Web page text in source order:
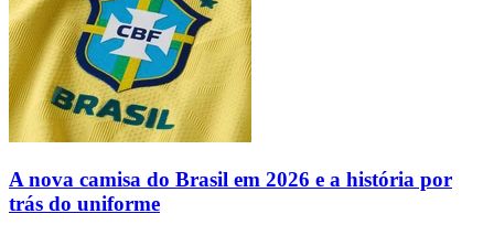
A nova camisa do Brasil em 2026 e a história por
trás do uniforme